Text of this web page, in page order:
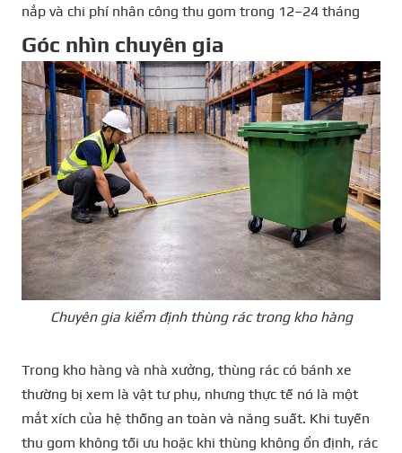
nắp và chi phí nhân công thu gom trong 12–24 tháng
Góc nhìn chuyên gia
Chuyên gia kiểm định thùng rác trong kho hàng
Trong kho hàng và nhà xưởng, thùng rác có bánh xe
thường bị xem là vật tư phụ, nhưng thực tế nó là một
mắt xích của hệ thống an toàn và năng suất. Khi tuyến
thu gom không tối ưu hoặc khi thùng không ổn định, rác